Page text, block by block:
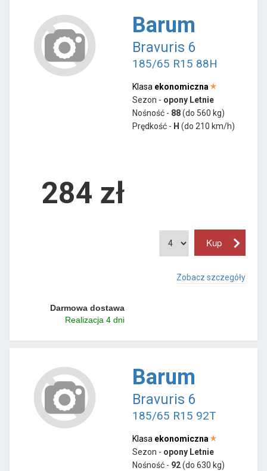
Barum
Bravuris 6
185/65 R15 88H
Klasa ekonomiczna
Sezon - opony Letnie
Nośność - 88(do 560 kg)
Prędkość - H (do 210 km/h)
284 zł
Zobacz szczegóły
Darmowa dostawa
Realizacja 4 dni
Barum
Bravuris 6
185/65 R15 92T
Klasa ekonomiczna
Sezon - opony Letnie
Nośność - 92(do 630 kg)